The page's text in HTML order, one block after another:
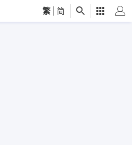
繁 简